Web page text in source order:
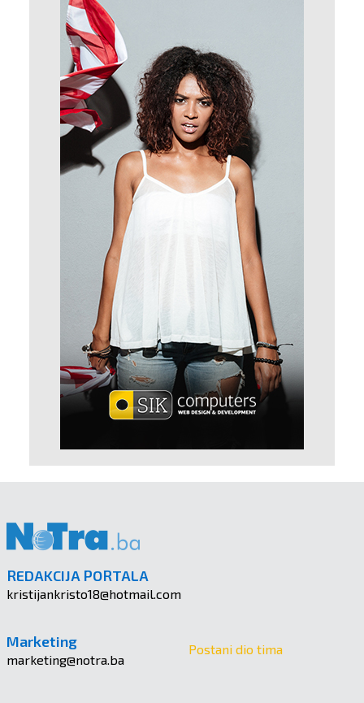
REDAKCIJA PORTALA
kristijankristo18@hotmail.com
Marketing
marketing@notra.ba
Postani dio tima